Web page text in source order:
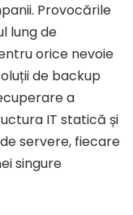
Provocările
lung de
orice nevoie
de backup
a
IT statică și
servere, fiecare
singure